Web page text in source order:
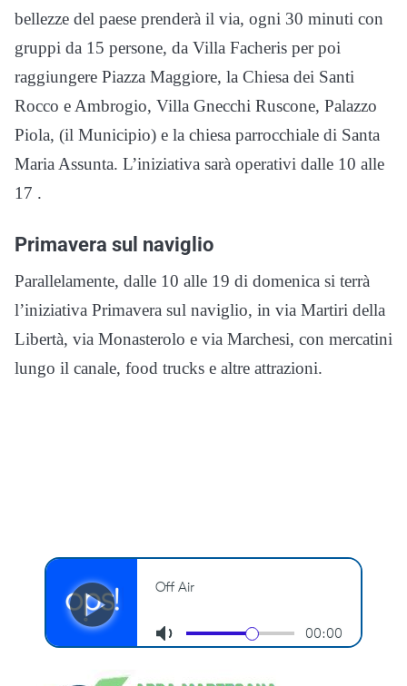
bellezze del paese prenderà il via, ogni 30 minuti con
gruppi da 15 persone, da Villa Facheris per poi
raggiungere Piazza Maggiore, la Chiesa dei Santi
Rocco e Ambrogio, Villa Gnecchi Ruscone, Palazzo
Piola, (il Municipio) e la chiesa parrocchiale di Santa
Maria Assunta. L’iniziativa sarà operativi dalle 10 alle
17 .
Primavera sul naviglio
Parallelamente, dalle 10 alle 19 di domenica si terrà
l’iniziativa Primavera sul naviglio, in via Martiri della
Libertà, via Monasterolo e via Marchesi, con mercatini
lungo il canale, food trucks e altre attrazioni.